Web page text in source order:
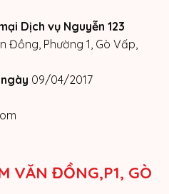
Dịch vụ Nguyễn 123
Đồng, Phường 1, Gò Vấp,
09/04/2017
VĂN ĐỒNG,P1, GÒ